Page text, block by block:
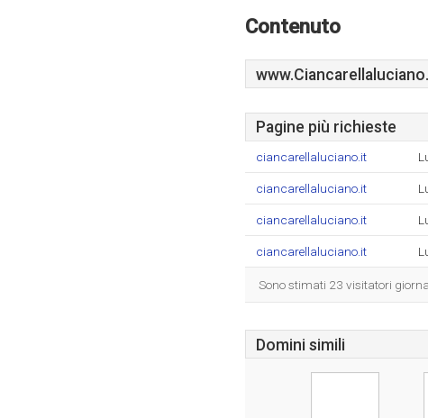
Contenuto
Pagine più richieste
ciancarellaluciano.it
ciancarellaluciano.it
ciancarellaluciano.it
ciancarellaluciano.it
Sono stimati 23 visitatori
Domini simili